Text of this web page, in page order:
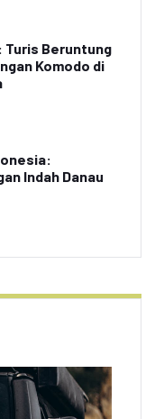
Turis Beruntung
Komodo di
Indah Danau